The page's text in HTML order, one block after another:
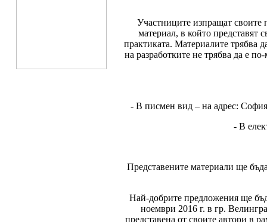
Участниците изпращат своите
материал, в който представят
практиката. Материалите трябва
на разработките не трябва да е
- В писмен вид – на адрес:
- В
Представените материали ще
Най-добрите предложения ще
ноември 2016 г. в гр.
представена от своите автори в